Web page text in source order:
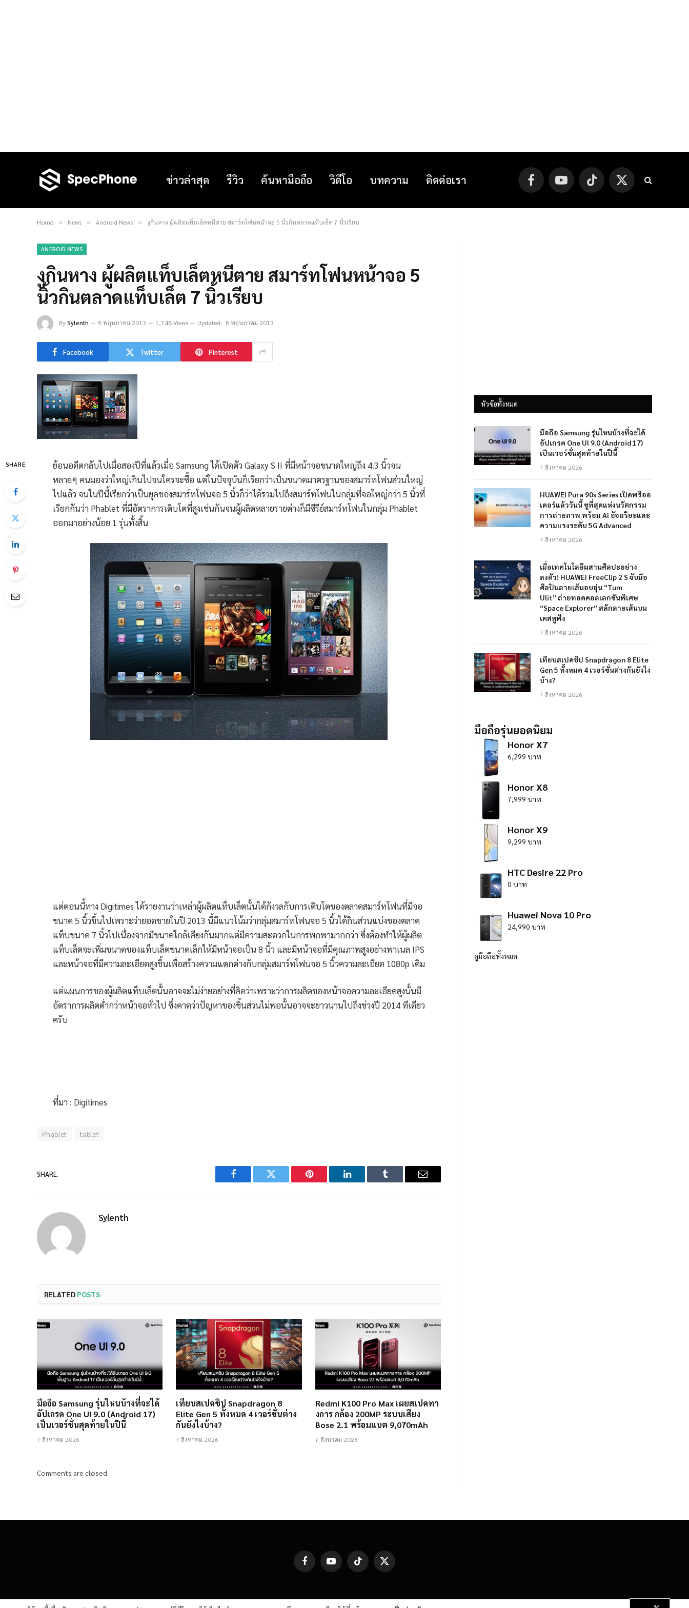
ข่าวล่าสุด รีวิว ค้นหามือถือ วิดีโอ บทความ ติดต่อเรา FacebookYouTube TikTok
X
(Twitter)
Home » News » Android News » งูกินหาง ผู้ผลิตแท็บเล็ตหนีตาย สมาร์ทโฟนหน้าจอ 5 นิ้วกินตลาดแท็บเล็ต 7 นิ้วเรียบ
ANDROID NEWS
งูกินหาง ผู้ผลิตแท็บเล็ตหนีตาย สมาร์ทโฟนหน้าจอ 5
นิ้วกินตลาดแท็บเล็ต 7 นิ้วเรียบ
BySylenth 8 พฤษภาคม 2013 1,748 Views Updated: 8 พฤษภาคม 2013
Facebook Twitter Pinterest
SHARE
ย้อนอดีตกลับไปเมื่อสองปีที่แล้วเมื่อ Samsung ได้เปิดตัว Galaxy S II ที่มีหน้าจอขนาดใหญ่ถึง 4.3 นิ้วจน
หลายๆ คนมองว่าใหญ่เกินไปจนใครจะซื้อ แต่ในปัจจุบันก็เรียกว่าเป็นขนาดมาตรฐานของสมาร์ทโฟนส่วนใหญ่
ไปแล้ว จนในปีนี้เรียกว่าเป็นยุคของสมาร์ทโฟนจอ 5 นิ้วก็ว่าได้รวมไปถึงสมาร์ทโฟนในกลุ่มที่จอใหญ่กว่า 5 นิ้วที่
เรียกกันว่า Phablet ที่มีอัตราการเติบโตที่สูงเช่นกันจนผู้ผลิตหลายรายต่างก็มีซีรีย์สมาร์ทโฟนในกลุ่ม Phablet
ออกมาอย่างน้อย 1 รุ่นทั้งสิ้น
แต่ตอนนี้ทาง Digitimes ได้รายงานว่าเหล่าผู้ผลิตแท็บเล็ตนั้นได้กังวลกับการเติบโตของตลาดสมาร์ทโฟนที่มีจอ
ขนาด 5 นิ้วขึ้นไปเพราะว่ายอดขายในปี 2013 นี้มีแนวโน้มว่ากลุ่มสมาร์ทโฟนจอ 5 นิ้วได้กินส่วนแบ่งของตลาด
แท็บขนาด 7 นิ้วไปเนื่องจากมีขนาดใกล้เคียงกันมากแต่มีความสะดวกในการพกพามากกว่า ซึ่งต้องทำให้ผู้ผลิต
แท็บเล็ตจะเพิ่มขนาดของแท็บเล็ตขนาดเล็กให้มีหน้าจอเป็น 8 นิ้ว และมีหน้าจอที่มีคุณภาพสูงอย่างพาเนล IPS
และหน้าจอที่มีความละเอียดสูงขึ้นเพื่อสร้างความแตกต่างกับกลุ่มสมาร์ทโฟนจอ 5 นิ้วความละเอียด 1080p เดิม
แต่แผนการของผู้ผลิตแท็บเล็ตนั้นอาจจะไม่ง่ายอย่างที่คิดว่าเพราะว่าการผลิตของหน้าจอความละเอียดสูงนั้นมี
อัตราการผลิตต่ำกว่าหน้าจอทั่วไป ซึ่งคาดว่าปัญหาของชิ้นส่วนไม่พอนั้นอาจจะยาวนานไปถึงช่วงปี 2014 ทีเดียว
ครับ
ที่มา : Digitimes
Phablet tablet
SHARE.
Facebook Twitter Pinterest LinkedIn Tumblr Email
Sylenth
RELATED POSTS
มือถือ Samsung รุ่นไหนบ้างที่จะได้
อัปเกรด One UI 9.0 (Android 17)
เป็นเวอร์ชั่นสุดท้ายในปีนี้
7 สิงหาคม 2026
เทียบสเปคชิป Snapdragon 8
Elite Gen 5 ทั้งหมด 4 เวอร์ชั่นต่าง
กันยังไงบ้าง?
7 สิงหาคม 2026
Redmi K100 Pro Max เผยสเปคทา
งการ กล้อง 200MP ระบบเสียง
Bose 2.1 พร้อมแบต 9,070mAh
7 สิงหาคม 2026
Comments are closed.
หัวข้อทั้งหมด
มือถือ Samsung รุ่นไหนบ้างที่จะได้
อัปเกรด One UI 9.0 (Android 17)
เป็นเวอร์ชั่นสุดท้ายในปีนี้
7 สิงหาคม 2026
HUAWEI Pura 90s Series เปิดพรีออ
เดอร์แล้ววันนี้ ชูที่สุดแห่งนวัตกรรม
การถ่ายภาพ พร้อม AI อัจฉริยะและ
ความแรงระดับ 5G Advanced
7 สิงหาคม 2026
เมื่อเทคโนโลยีผสานศิลปะอย่าง
ลงตัว! HUAWEI FreeClip 2 S จับมือ
ศิลปินลายเส้นอบอุ่น “Tum
Ulit” ถ่ายทอดคอลเลกชันพิเศษ
“Space Explorer” สลักลายเส้นบน
เคสหูฟัง
7 สิงหาคม 2026
เทียบสเปคชิป Snapdragon 8 Elite
Gen 5 ทั้งหมด 4 เวอร์ชั่นต่างกันยังไง
บ้าง?
7 สิงหาคม 2026
มือถือรุ่นยอดนิยม
Honor X7
6,299 บาท
Honor X8
7,999 บาท
Honor X9
9,299 บาท
HTC Desire 22 Pro
0 บาท
Huawei Nova 10 Pro
24,990 บาท
ดูมือถือทั้งหมด
FacebookYouTube TikTok
X
(Twitter)